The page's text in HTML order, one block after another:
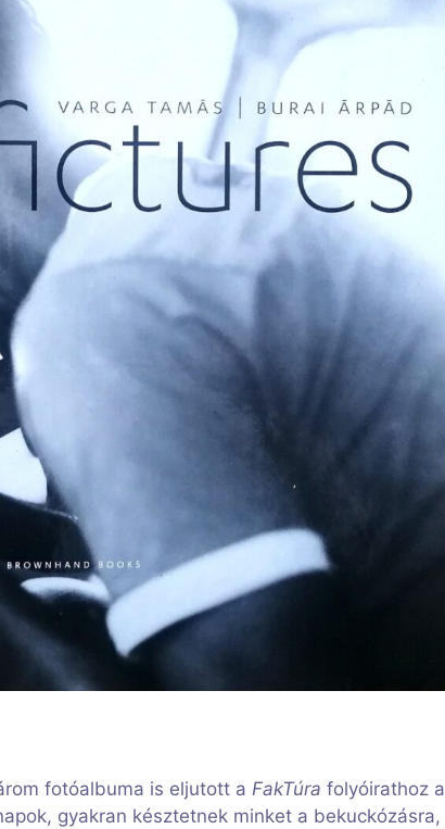
fotóalbuma is eljutott a FakTúra folyóirathoz a
gyakran késztetnek minket a bekuckózásra,